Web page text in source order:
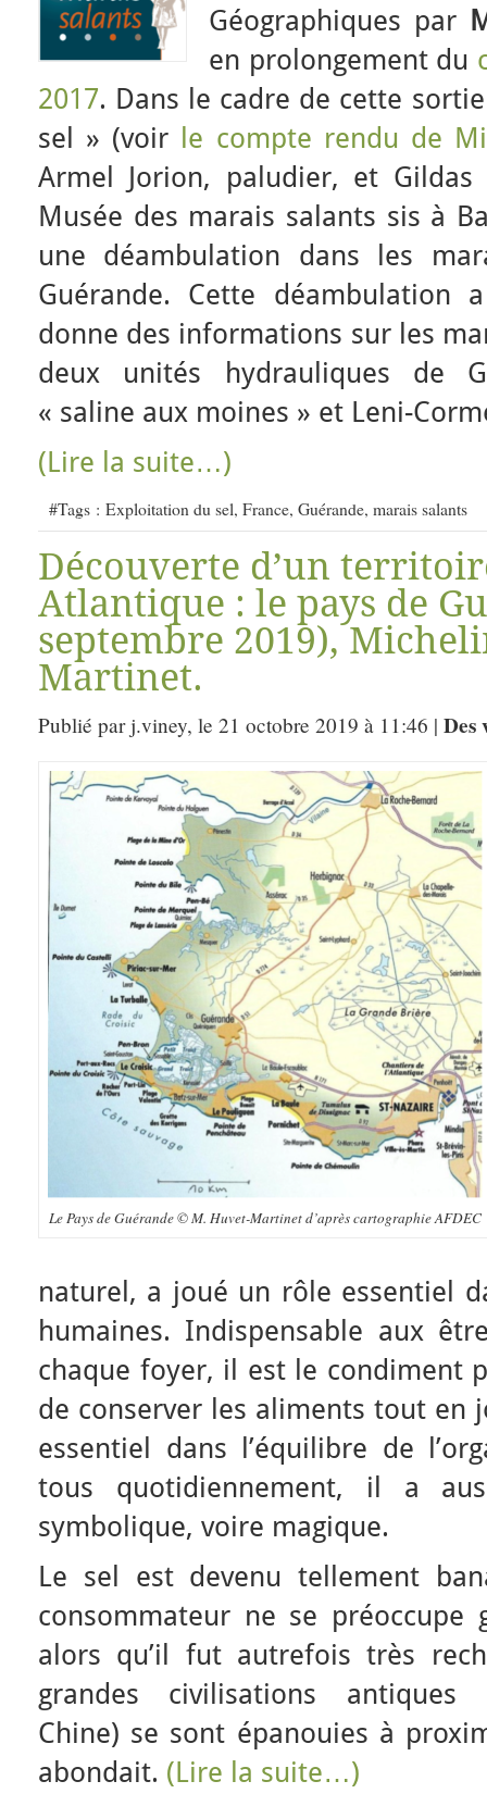
Géographiques par
en prolongement du
2017. Dans le cadre de cette
sel » (voir
le compte rendu de
Armel Jorion, paludier, et Gildas
Musée des marais salants sis à
une déambulation dans les
Guérande. Cette
donne des informations sur les
deux unités hydrauliques de
« saline aux moines » et Leni-
(Lire la suite…)
#Tags : Exploitation du sel, France, Guérande, marais salants
Découverte d’un
Atlantique : le pays de
septembre 2019),
Martinet.
Publié par j.viney, le 21 octobre 2019 à 11:46 | Des
Le Pays de Guérande © M. Huvet-Martinet d’après cartographie AFDEC
naturel, a joué un rôle essentiel
humaines. Indispensable aux
chaque foyer, il est le condiment
de conserver les aliments tout en
essentiel dans l’équilibre de
tous quotidiennement, il a
symbolique, voire magique.
Le sel est devenu tellement
consommateur ne se préoccupe
alors qu’il fut autrefois très
grandes civilisations antiques
Chine) se sont épanouies à
abondait. (Lire la suite…)